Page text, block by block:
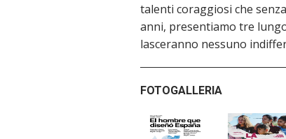
talenti coraggiosi che
anni, presentiamo tre
lasceranno nessuno
FOTOGALLERIA